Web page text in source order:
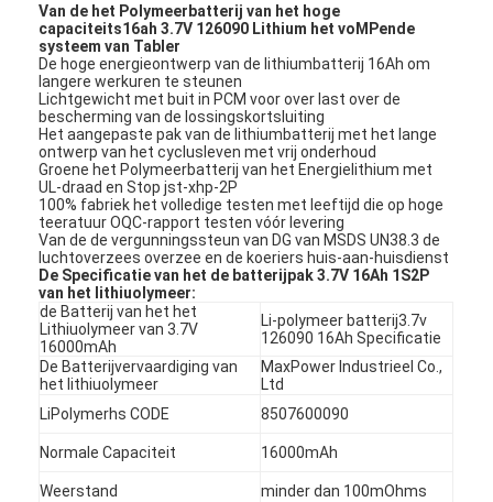
Van de het Polymeerbatterij van het hoge
capaciteits16ah 3.7V 126090 Lithium het voMPende
systeem van Tabler
De hoge energieontwerp van de lithiumbatterij 16Ah om
langere werkuren te steunen
Lichtgewicht met buit in PCM voor over last over de
bescherming van de lossingskortsluiting
Het aangepaste pak van de lithiumbatterij met het lange
ontwerp van het cyclusleven met vrij onderhoud
Groene het Polymeerbatterij van het Energielithium met
UL-draad en Stop jst-xhp-2P
100% fabriek het volledige testen met leeftijd die op hoge
teeratuur OQC-rapport testen vóór levering
Van de de vergunningssteun van DG van MSDS UN38.3 de
luchtoverzees overzee en de koeriers huis-aan-huisdienst
De Specificatie van het de batterijpak 3.7V 16Ah 1S2P
van het lithiuolymeer:
de Batterij van het het
Lithiuolymeer van 3.7V
16000mAh
Li-polymeer batterij3.7v
126090 16Ah Specificatie
De Batterijvervaardiging van
het lithiuolymeer
MaxPower Industrieel Co.,
Ltd
LiPolymerhs CODE
8507600090
Normale Capaciteit 16000mAh
Weerstand minder dan 100mOhms